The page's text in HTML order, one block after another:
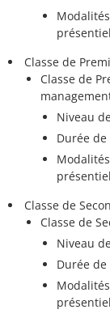
présentiel
Classe de
Classe de
Niveau
Durée
présentiel
Classe de
Classe de
Niveau
Durée
présentiel